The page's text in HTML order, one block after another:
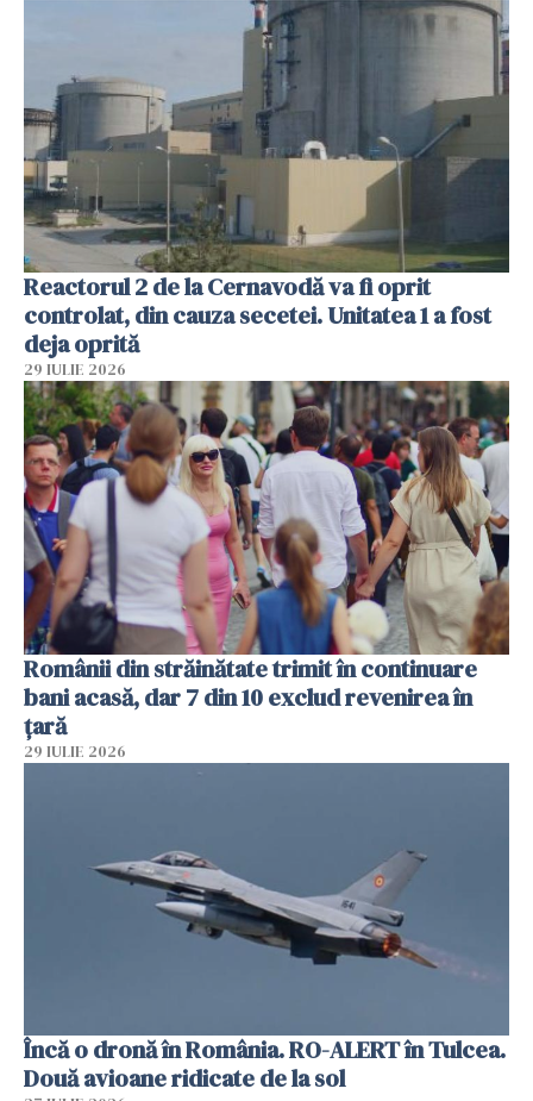
Reactorul 2 de la Cernavodă va fi oprit
controlat, din cauza secetei. Unitatea 1 a fost
deja oprită
29 IULIE 2026
Românii din străinătate trimit în continuare
bani acasă, dar 7 din 10 exclud revenirea în
țară
29 IULIE 2026
Încă o dronă în România. RO-ALERT în Tulcea.
Două avioane ridicate de la sol